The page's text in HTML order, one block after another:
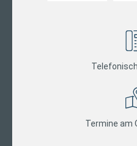
Termine am